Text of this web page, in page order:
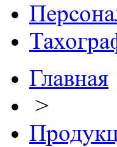
Главная
>